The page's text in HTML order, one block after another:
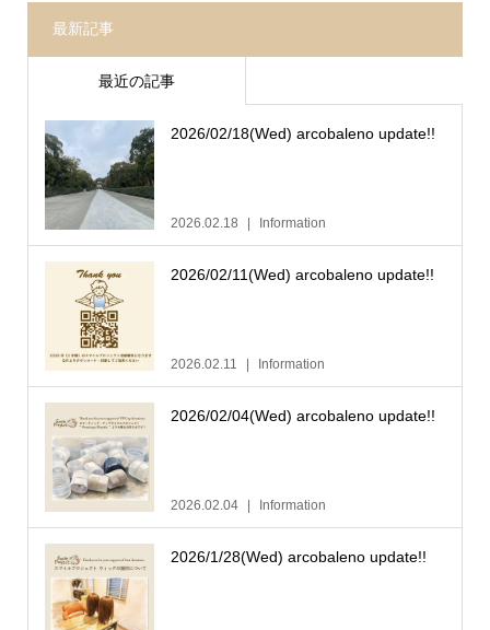
最新記事
最近の記事
2026/02/18(Wed) arcobaleno update!!
2026.02.18 Information
2026/02/11(Wed) arcobaleno update!!
2026.02.11 Information
2026/02/04(Wed) arcobaleno update!!
2026.02.04 Information
2026/1/28(Wed) arcobaleno update!!